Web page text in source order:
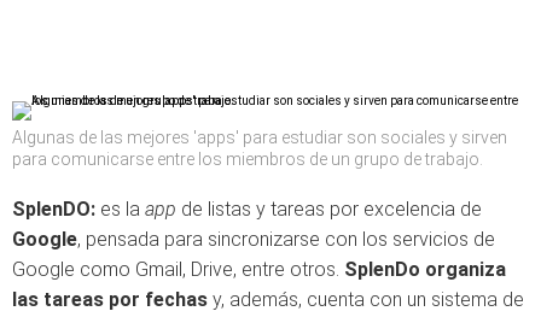
Algunas de las mejores 'apps' para estudiar son sociales y sirven
para comunicarse entre los miembros de un grupo de trabajo.
SplenDO: es la app de listas y tareas por excelencia de
Google, pensada para sincronizarse con los servicios de
Google como Gmail, Drive, entre otros. SplenDo organiza
las tareas por fechas y, además, cuenta con un sistema de